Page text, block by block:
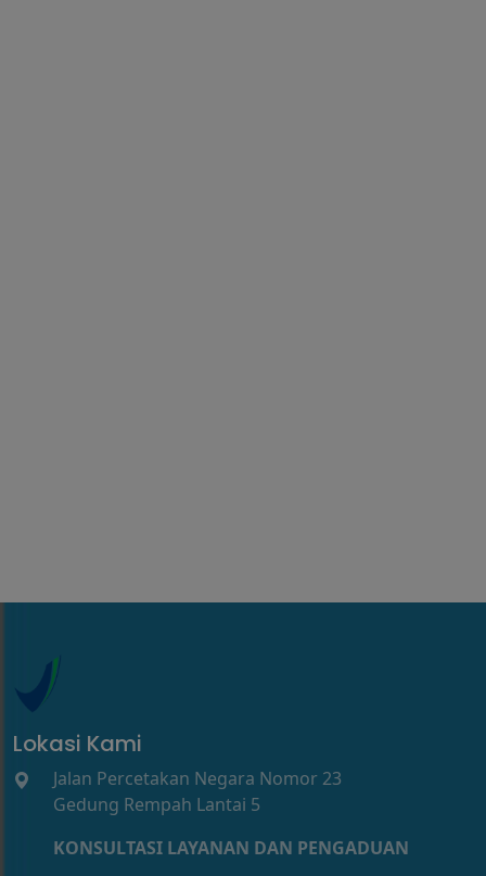
Lokasi Kami
Jalan Percetakan Negara Nomor 23
Gedung Rempah Lantai 5
KONSULTASI LAYANAN DAN PENGADUAN